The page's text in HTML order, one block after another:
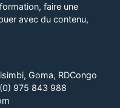
faire une
avec du contenu,
Goma, RDCongo
975 843 988